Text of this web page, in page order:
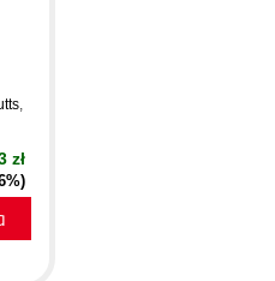
,
zł